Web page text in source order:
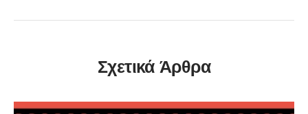
Σχετικά Άρθρα